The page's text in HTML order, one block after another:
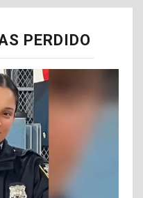
PERDIDO